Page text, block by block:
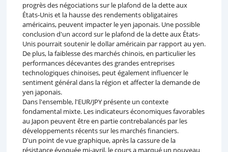
progrès des négociations sur le plafond de la dette aux
États-Unis et la hausse des rendements obligataires
américains, peuvent impacter le yen japonais. Une possible
conclusion d'un accord sur le plafond de la dette aux États-
Unis pourrait soutenir le dollar américain par rapport au yen.
De plus, la faiblesse des marchés chinois, en particulier les
performances décevantes des grandes entreprises
technologiques chinoises, peut également influencer le
sentiment général dans la région et affecter la demande de
yen japonais.
Dans l'ensemble, l'EUR/JPY présente un contexte
fondamental mixte. Les indicateurs économiques favorables
au Japon peuvent être en partie contrebalancés par les
développements récents sur les marchés financiers.
D'un point de vue graphique, après la cassure de la
résistance évoquée mi-avril, le cours a marqué un nouveau